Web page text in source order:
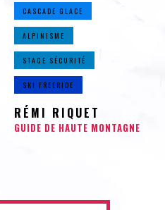
CASCADE GLACE
ALPINISME
STAGE SÉCURITÉ
SKI FREERIDE
RÉMI RIQUET
GUIDE DE HAUTE MONTAGNE